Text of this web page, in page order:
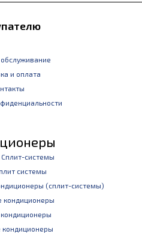
и оплата
системы
системы
(сплит-системы)
кондиционеры
кондиционеры